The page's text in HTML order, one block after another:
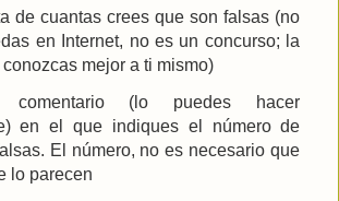
de cuantas crees que son falsas (no
en Internet, no es un concurso; la
mejor a ti mismo)
comentario (lo puedes hacer
en el que indiques el número de
El número, no es necesario que
lo parecen